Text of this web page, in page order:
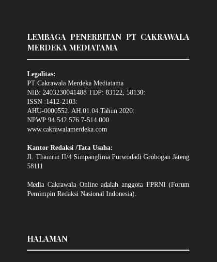
LEMBAGA PENERBITAN PT CAKRAWALA
MERDEKA MEDIATAMA
Legalitas:
PT Cakrawala Merdeka Mediatama
NIB: 2403230041488 TDP: 83122, 58130:
ISSN :1412-2103:
AHU-0000552. AH.01.04.Tahun 2020:
NPWP:94.542.576.7-514.000
www.cakrawalamerdeka.com
Kantor Redaksi /Tata Usaha:
Jl. Thamrin II/4 Simpanglima Purwodadi Grobogan Jateng
58111
Media Cakrawala Online adalah anggota FPRNI (Forum
Pemimpin Redaksi Nasional Indonesia).
HALAMAN